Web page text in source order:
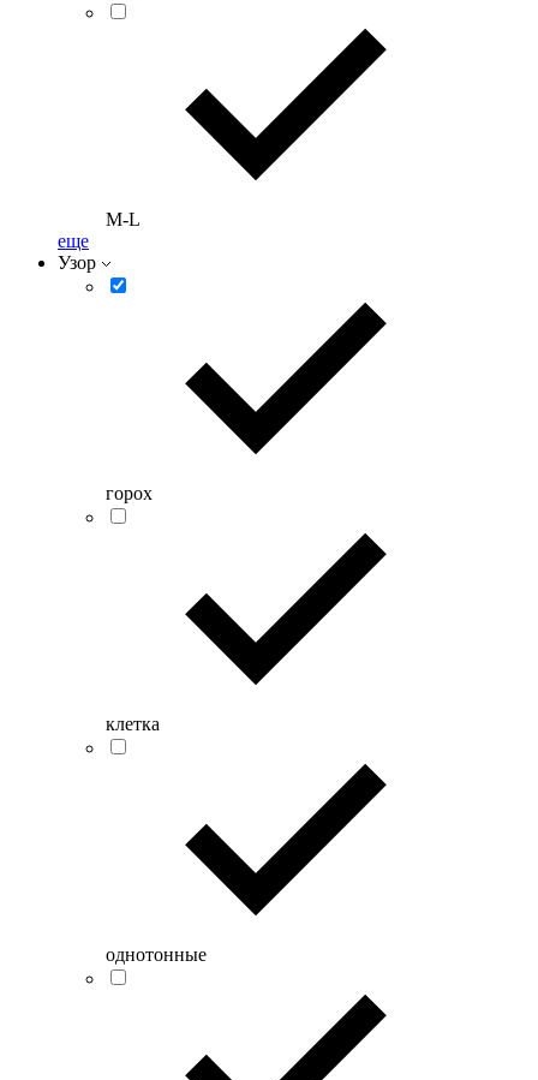
M-L
еще
Узор
горох
клетка
однотонные